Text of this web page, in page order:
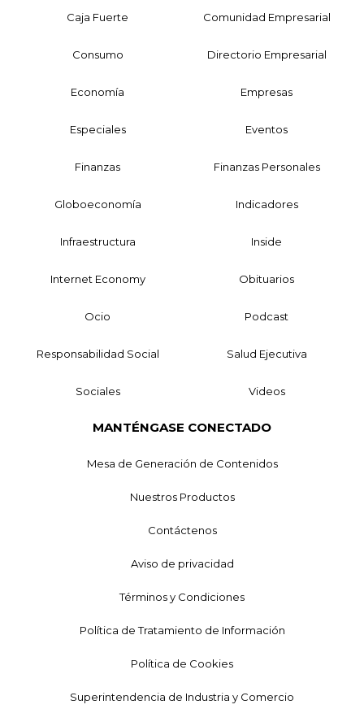
Caja Fuerte Comunidad Empresarial
Consumo Directorio Empresarial
Economía Empresas
Especiales Eventos
Finanzas Finanzas Personales
Globoeconomía Indicadores
Infraestructura Inside
Internet Economy Obituarios
Ocio Podcast
Responsabilidad Social Salud Ejecutiva
Sociales Videos
MANTÉNGASE CONECTADO
Mesa de Generación de Contenidos
Nuestros Productos
Contáctenos
Aviso de privacidad
Términos y Condiciones
Política de Tratamiento de Información
Política de Cookies
Superintendencia de Industria y Comercio